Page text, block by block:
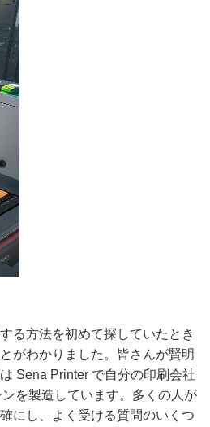
る方法を初めて探していたとき
がわかりました。皆さんが賢明
Sena Printer で自分の印刷会社
を製造しています。多くの人が
にし、よく受ける質問のいくつ